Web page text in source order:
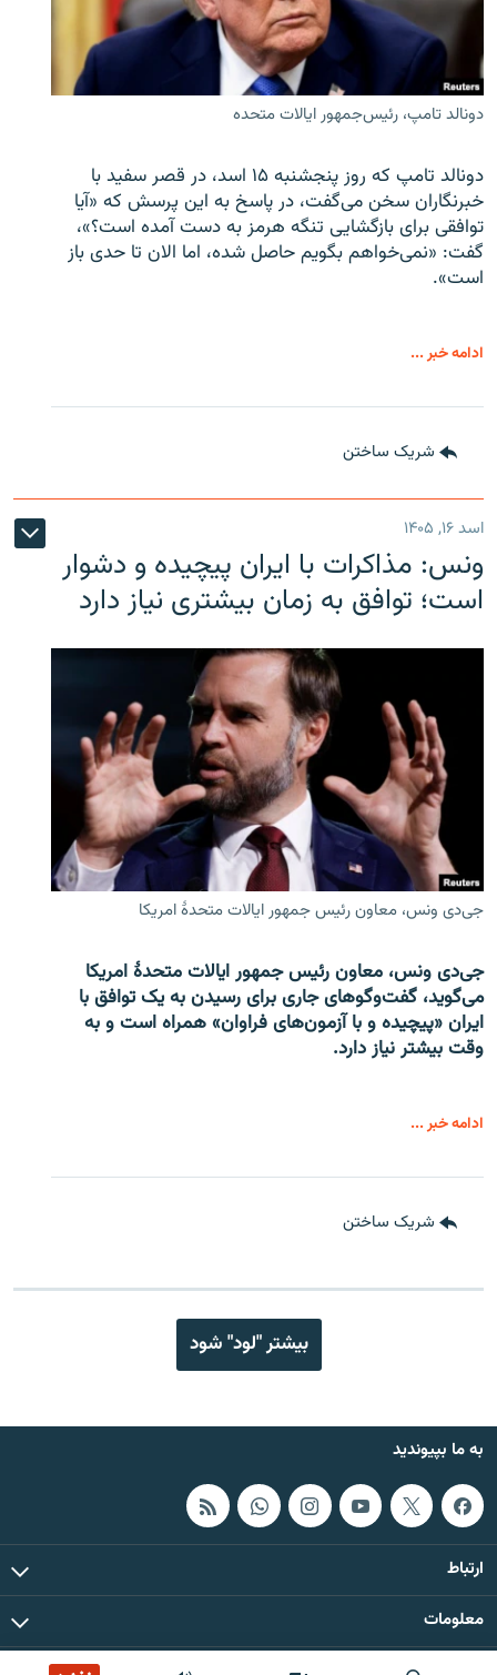
دونالد تامپ، رئیس‌جمهور ایالات متحده
دونالد تامپ که روز پنجشنبه ۱۵ اسد، در قصر سفید با
خبرنگاران سخن می‌گفت، در پاسخ به این پرسش که «آیا
توافقی برای بازگشایی تنگه هرمز به دست آمده است؟»،
گفت: «نمی‌خواهم بگویم حاصل شده، اما الان تا حدی باز
است».
ادامه خبر ...
شریک ساختن
اسد ۱۶, ۱۴۰۵
ونس: مذاکرات با ایران پیچیده و دشوار
است؛ توافق به زمان بیشتری نیاز دارد
جی‌دی ونس، معاون رئیس جمهور ایالات متحدۀ امریکا
جی‌دی ونس، معاون رئیس جمهور ایالات متحدۀ امریکا
می‌گوید، گفت‌وگوهای جاری برای رسیدن به یک توافق با
ایران «پیچیده و با آزمون‌های فراوان» همراه است و به
وقت بیشتر نیاز دارد.
ادامه خبر ...
شریک ساختن
بیشتر "لود" شود
به ما بپیوندید
ارتباط
معلومات